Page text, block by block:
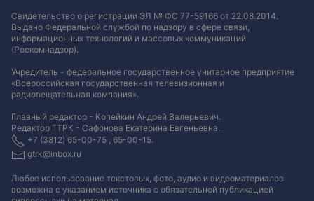
Свидетельство о регистрации ЭЛ № ФС 77-59166 от 22.08.2014.
Выдано Федеральной службой по надзору в сфере связи,
информационных технологий и массовых коммуникаций
(Роскомнадзор).
Учредитель - федеральное государственное унитарное предприятие
«Всероссийская государственная телевизионная и
радиовещательная компания».
Главный редактор - Копейкин Андрей Валерьевич.
Редактор ГТРК - Сафонова Екатерина Евгеньевна.
+7 (3812) 65-00-75 , 65-00-15.
gtrk@inbox.ru
Любое использование текстовых, фото, аудио и видеоматериалов
возможна с указанием источника с обязательной публикацией